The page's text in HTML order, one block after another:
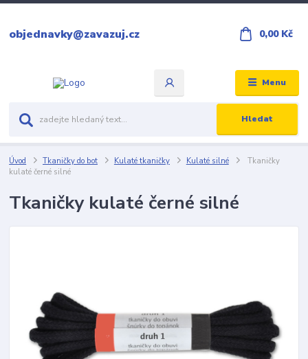
Menu
Hledat
objednavky@zavazuj.cz 0,00 Kč
Úvod Tkaničky do bot Kulaté tkaničky Kulaté silné
Tkaničky
kulaté černé silné
Tkaničky kulaté černé silné